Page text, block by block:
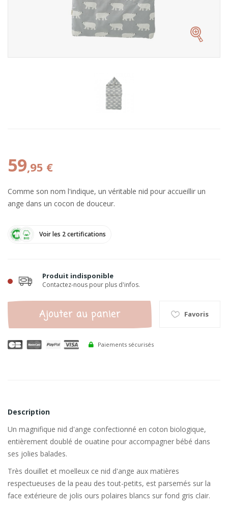
59,95 €
Comme son nom l'indique, un véritable nid pour accueillir un
ange dans un cocon de douceur.
Voir les 2 certifications
Produit indisponible
Contactez-nous pour plus d'infos.
Ajouter au panier Favoris
Paiements sécurisés
Description
Un magnifique nid d'ange confectionné en coton biologique,
entièrement doublé de ouatine pour accompagner bébé dans
ses jolies balades.
Très douillet et moelleux ce nid d'ange aux matières
respectueuses de la peau des tout-petits, est parsemés sur la
face extérieure de jolis ours polaires blancs sur fond gris clair.